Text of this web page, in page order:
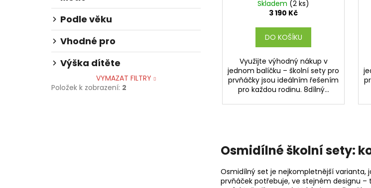
Podle věku
Vhodné pro
Výška dítěte
VYMAZAT FILTRY
Položek k zobrazení: 2
Skladem (2 ks)
3 190 Kč
DO KOŠÍKU
Využijte výhodný nákup v
jednom balíčku – školní sety pro
prvňáčky jsou ideálním řešením
pro každou rodinu. 8dílný...
Osmidílné školní sety:
Osmidílný set je nejkompletnější varianta,
prvňáček potřebuje, ve stejném designu